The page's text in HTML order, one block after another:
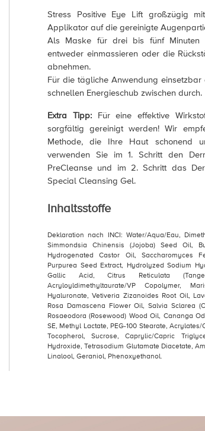
Stress Positive Eye Lift großzügig
Applikator auf die gereinigte
Als Maske für drei bis fünf Minuten
entweder einmassieren oder die
abnehmen.
Für die tägliche Anwendung
schnellen Energieschub zwischen durch.
Extra Tipp:Für eine effektive
sorgfältig gereinigt werden! Wir
Methode, die Ihre Haut schonend
verwenden Sie im 1. Schritt den
PreCleanse und im 2. Schritt das
Special Cleansing Gel.
Inhaltsstoffe
Deklaration nach INCI: Water/Aqua/Eau,
Simmondsia Chinensis (Jojoba) Seed Oil,
Hydrogenated Castor Oil, Saccharomyces
Purpurea Seed Extract, Hydrolyzed Sodium
Gallic Acid, Citrus Reticulata
Acryloyldimethyltaurate/VP Copolymer,
Hyaluronate, Vetiveria Zizanoides Root Oil,
Rosa Damascena Flower Oil, Salvia Sclarea
Rosaeodora (Rosewood) Wood Oil, Cananga
SE, Methyl Lactate, PEG-100 Stearate,
Tocopherol, Sucrose, Caprylic/Capric
Hydroxide, Tetrasodium Glutamate Diacetate,
Linalool, Geraniol, Phenoxyethanol.